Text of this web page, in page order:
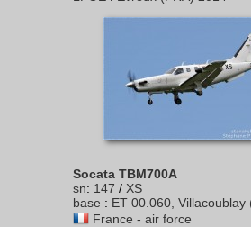
Socata TBM700A
sn: 147 / XS
base : ET 00.060, Villacoublay
France - air force